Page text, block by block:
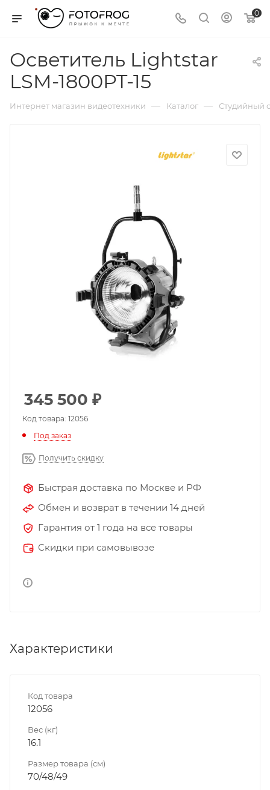
0
Осветитель Lightstar
LSM-1800PT-15
Интернет магазин видеотехники — Каталог — Студийный
345 500 ₽
Код товара: 12056
Под заказ
Получить скидку
Быстрая доставка по Москве и РФ
Обмен и возврат в течении 14 дней
Гарантия от 1 года на все товары
Скидки при самовывозе
Характеристики
Код товара
12056
Вес (кг)
16.1
Размер товара (см)
70/48/49